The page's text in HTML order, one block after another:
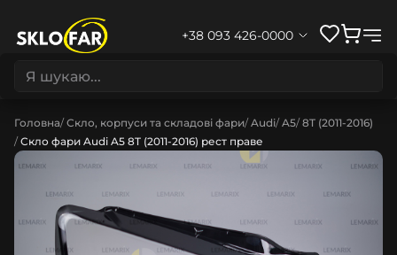
+38 093 426-0000
Головна Скло, корпуси та складові фари Audi A5 8T (2011-2016)
Скло фари Audi A5 8T (2011-2016) рест праве